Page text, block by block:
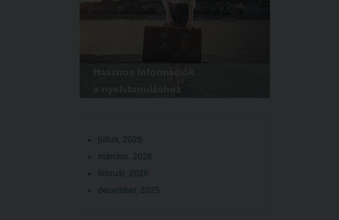
július, 2026
március, 2026
február, 2026
december, 2025